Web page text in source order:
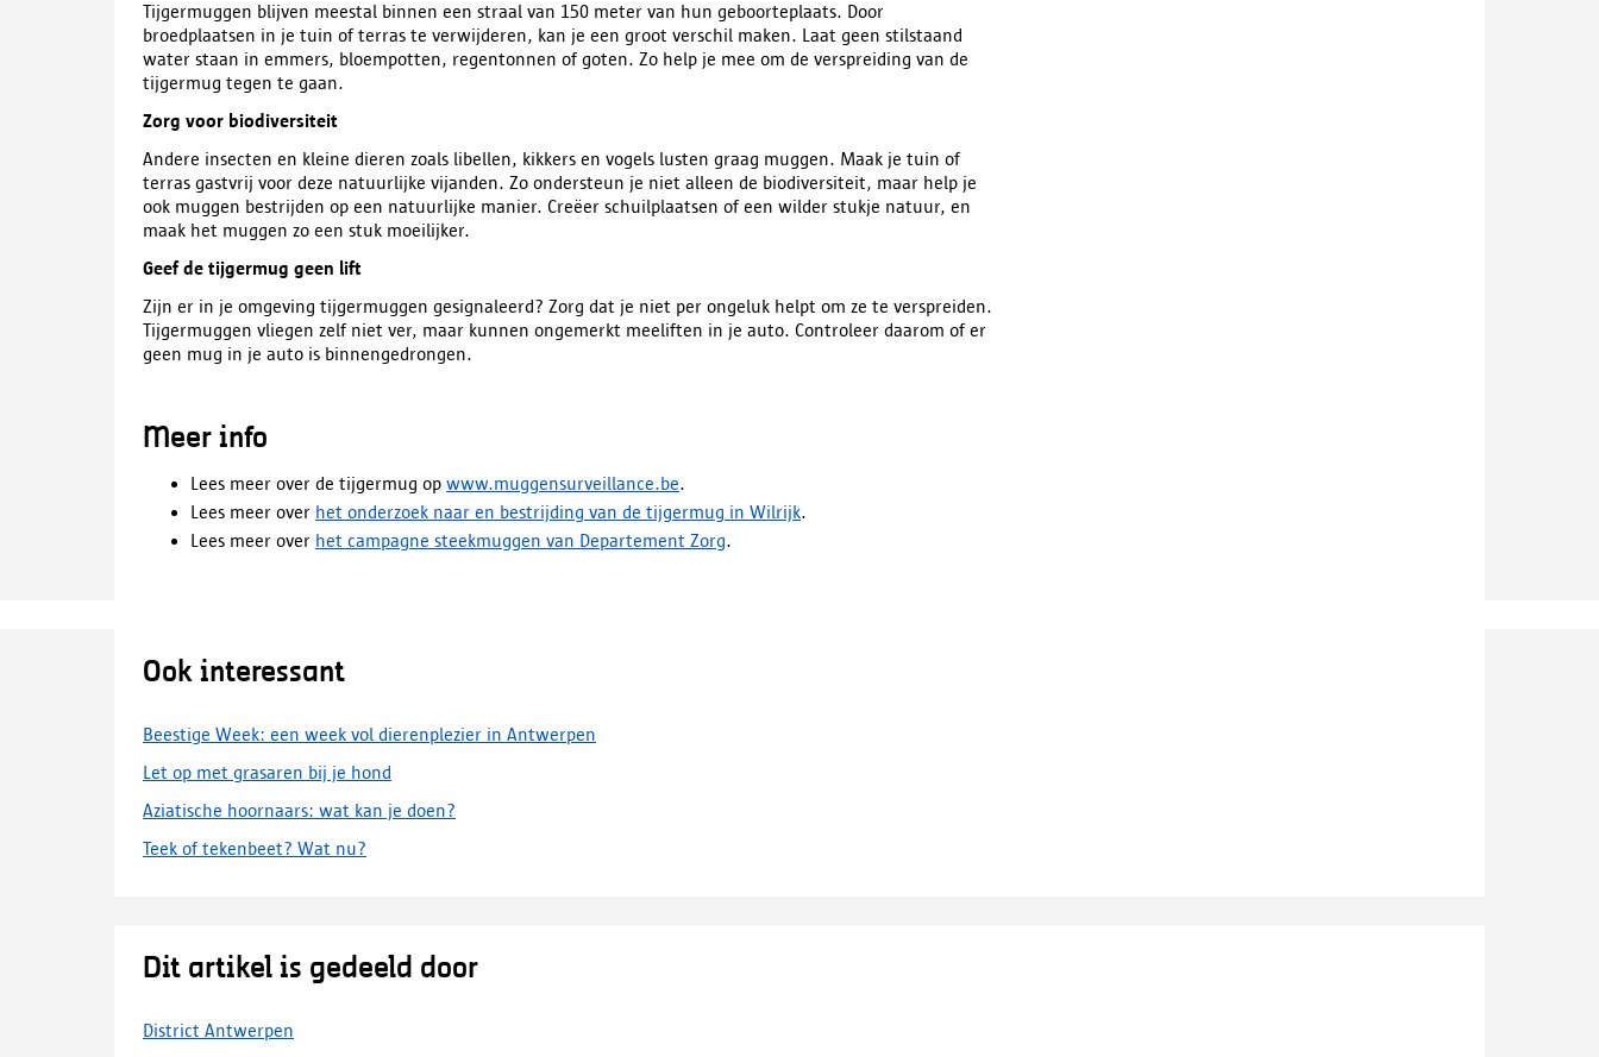
Tijgermuggen blijven meestal binnen een straal van 150 meter van hun geboorteplaats. Door
broedplaatsen in je tuin of terras te verwijderen, kan je een groot verschil maken. Laat geen stilstaand
water staan in emmers, bloempotten, regentonnen of goten. Zo help je mee om de verspreiding van de
tijgermug tegen te gaan.
Zorg voor biodiversiteit
Andere insecten en kleine dieren zoals libellen, kikkers en vogels lusten graag muggen. Maak je tuin of
terras gastvrij voor deze natuurlijke vijanden. Zo ondersteun je niet alleen de biodiversiteit, maar help je
ook muggen bestrijden op een natuurlijke manier. Creëer schuilplaatsen of een wilder stukje natuur, en
maak het muggen zo een stuk moeilijker.
Geef de tijgermug geen lift
Zijn er in je omgeving tijgermuggen gesignaleerd? Zorg dat je niet per ongeluk helpt om ze te verspreiden.
Tijgermuggen vliegen zelf niet ver, maar kunnen ongemerkt meeliften in je auto. Controleer daarom of er
geen mug in je auto is binnengedrongen.
Meer info
Lees meer over de tijgermug op www.muggensurveillance.be.
Lees meer over het onderzoek naar en bestrijding van de tijgermug in Wilrijk.
Lees meer over het campagne steekmuggen van Departement Zorg.
Ook interessant
Beestige Week: een week vol dierenplezier in Antwerpen
Let op met grasaren bij je hond
Aziatische hoornaars: wat kan je doen?
Teek of tekenbeet? Wat nu?
Dit artikel is gedeeld door
District Antwerpen